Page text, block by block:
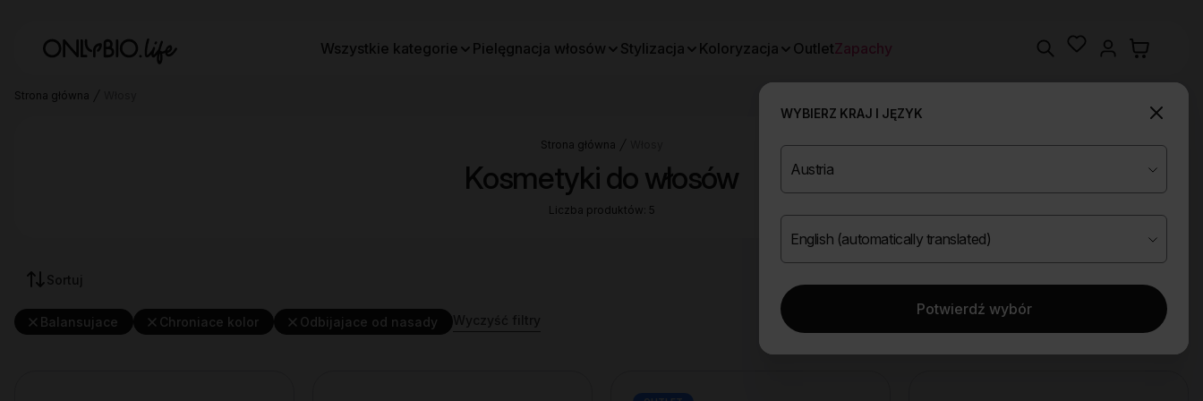
WYBIERZ KRAJ I JĘZYK
Potwierdź wybór
Wszystkie kategorie Pielęgnacja włosów Stylizacja Koloryzacja OutletZapachy SearchWishlist
Strona główna
Strona główna
Kosmetyki do włosów
Liczba produktów: 5
Sortuj
Balansujace Chroniace kolor Odbijajace od nasady